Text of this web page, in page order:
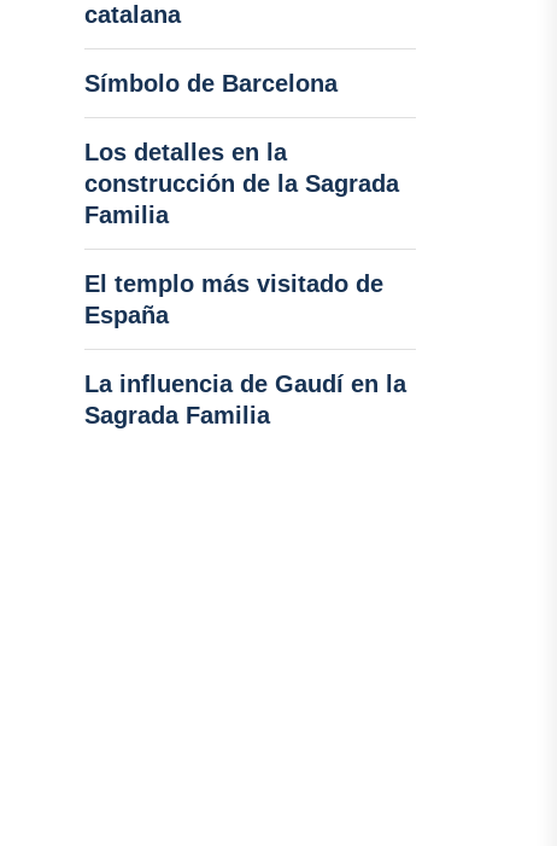
catalana
Símbolo de Barcelona
Los detalles en la
construcción de la Sagrada
Familia
El templo más visitado de
España
La influencia de Gaudí en la
Sagrada Familia